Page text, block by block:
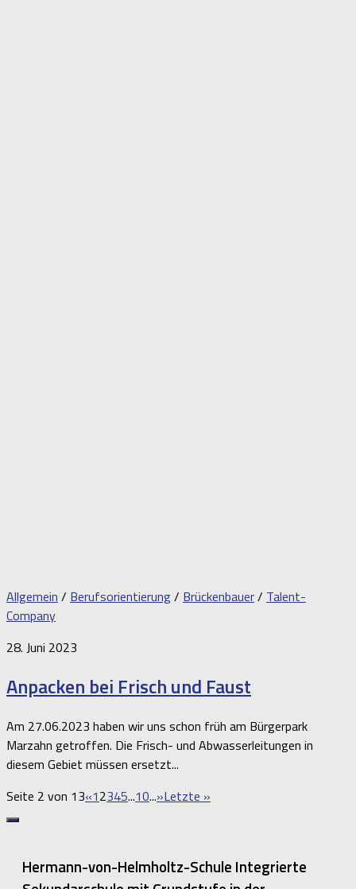
Allgemein / Berufsorientierung/ Brückenbauer/ Talent-
Company
28. Juni 2023
Anpacken bei Frisch und Faust
Am 27.06.2023 haben wir uns schon früh am Bürgerpark
Marzahn getroffen. Die Frisch- und Abwasserleitungen in
diesem Gebiet müssen ersetzt...
Seite 2 von 13«12345...10...»Letzte »
Hermann-von-Helmholtz-Schule Integrierte